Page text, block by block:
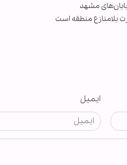
مشهد
بلامنازع منطقه است
ایمیل